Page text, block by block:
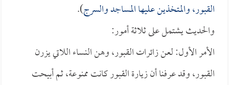
القبور، والمتخذين عليها المساجد والسرج).
والحديث يشتمل على ثلاثة أمور:
الأمر الأول: لعن زائرات القبور، وهن النساء اللاتي يزرن
القبور، وقد عرفنا أن زيارة القبور كانت ممنوعة، ثم أبيحت